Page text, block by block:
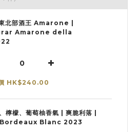
北部酒王 Amarone |
Amarone della
HK$240.00
檬、葡萄柚香氣 | 爽脆利落 |
Blanc 2023